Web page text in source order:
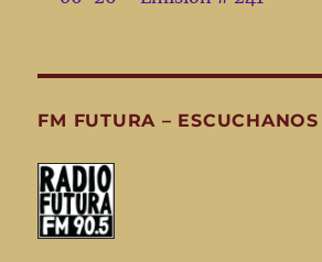
FM FUTURA – ESCUCHANOS